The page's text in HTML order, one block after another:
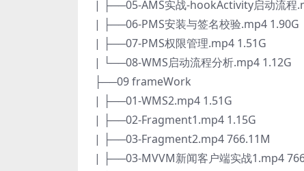
| ├──05-AMS实战-hookActivity启动流程
| ├──06-PMS安装与签名校验.mp4 1.90G
| ├──07-PMS权限管理.mp4 1.51G
| └──08-WMS启动流程分析.mp4 1.12G
├──09 frameWork
| ├──01-WMS2.mp4 1.51G
| ├──02-Fragment1.mp4 1.15G
| ├──03-Fragment2.mp4 766.11M
| ├──03-MVVM新闻客户端实战1.mp4